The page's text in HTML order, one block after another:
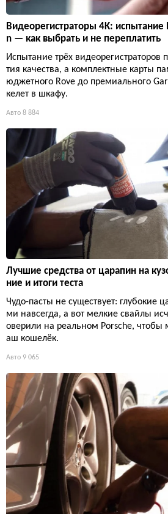
Видеорегистраторы 4K:
n — как выбрать и не переплатить
Испытание трёх видеорегистраторов
тия качества, а комплектные карты
юджетного Rove до премиального
келет в шкафу.
Авто 8 884
Лучшие средства от царапин на
ние и итоги теста
Чудо-пасты не существует: глубокие
ми навсегда, а вот мелкие свайлы
оверили на реальном Porsche, чтобы
аш кошелёк.
Авто 9 065